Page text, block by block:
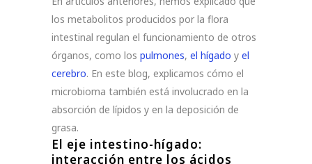
los metabolitos producidos por la flora
intestinal regulan el funcionamiento de otros
órganos, como los pulmones, el hígado y el
cerebro. En este blog, explicamos cómo el
microbioma también está involucrado en la
absorción de lípidos y en la deposición de
grasa.
El eje intestino-hígado:
interacción entre los ácidos